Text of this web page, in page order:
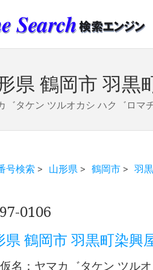
県 鶴岡市 羽黒
゛タケン ツルオカシ ハク゛ロマ
号検索 > 山形県 > 鶴岡市 > 羽
0106
県 鶴岡市 羽黒町染興
名：ヤマカ゛タケン ツル